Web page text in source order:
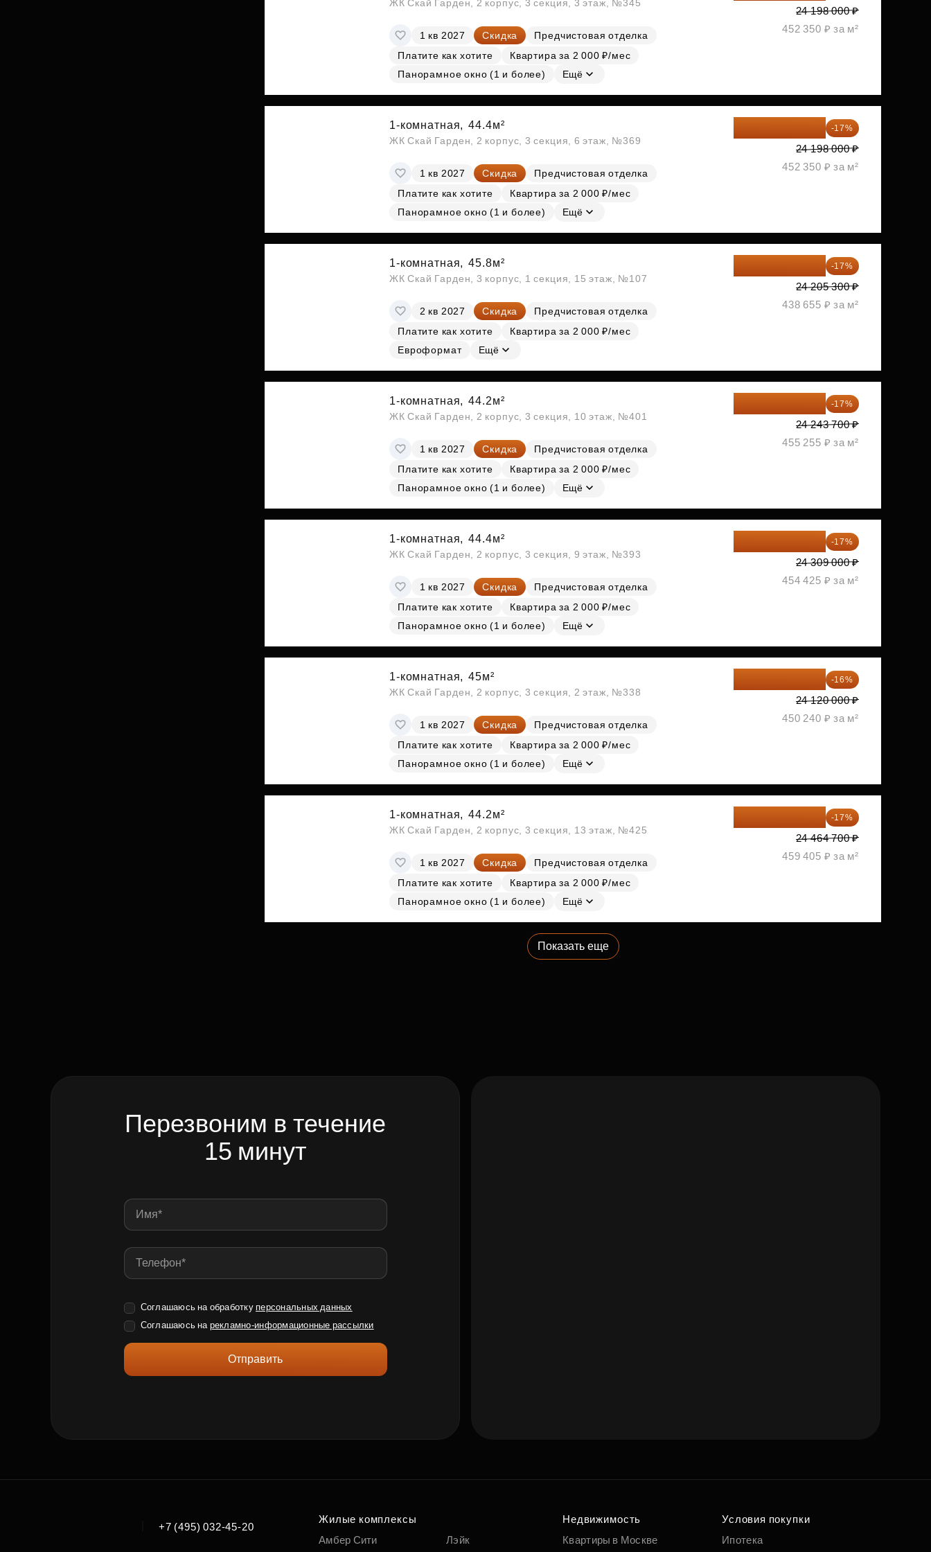
ЖК Скай Гарден, 2 корпус, 3 секция, 3 этаж, №345
1 кв 2027 Скидка
Предчистовая отделка
Платите как хотите
Квартира за 2 000 ₽/мес
Панорамное окно (1 и более)
Ещё
24 198 000 ₽
452 350 ₽ за м²
1-комнатная, 44.4м²
ЖК Скай Гарден, 2 корпус, 3 секция, 6 этаж, №369
1 кв 2027 Скидка
Предчистовая отделка
Платите как хотите
Квартира за 2 000 ₽/мес
Панорамное окно (1 и более)
Ещё
-17%
24 198 000 ₽
452 350 ₽ за м²
1-комнатная, 45.8м²
ЖК Скай Гарден, 3 корпус, 1 секция, 15 этаж, №107
2 кв 2027 Скидка
Предчистовая отделка
Платите как хотите
Квартира за 2 000 ₽/мес
Евроформат
Ещё
-17%
24 205 300 ₽
438 655 ₽ за м²
1-комнатная, 44.2м²
ЖК Скай Гарден, 2 корпус, 3 секция, 10 этаж, №401
1 кв 2027 Скидка
Предчистовая отделка
Платите как хотите
Квартира за 2 000 ₽/мес
Панорамное окно (1 и более)
Ещё
-17%
24 243 700 ₽
455 255 ₽ за м²
1-комнатная, 44.4м²
ЖК Скай Гарден, 2 корпус, 3 секция, 9 этаж, №393
1 кв 2027 Скидка
Предчистовая отделка
Платите как хотите
Квартира за 2 000 ₽/мес
Панорамное окно (1 и более)
Ещё
-17%
24 309 000 ₽
454 425 ₽ за м²
1-комнатная, 45м²
ЖК Скай Гарден, 2 корпус, 3 секция, 2 этаж, №338
1 кв 2027 Скидка
Предчистовая отделка
Платите как хотите
Квартира за 2 000 ₽/мес
Панорамное окно (1 и более)
Ещё
-16%
24 120 000 ₽
450 240 ₽ за м²
1-комнатная, 44.2м²
ЖК Скай Гарден, 2 корпус, 3 секция, 13 этаж, №425
1 кв 2027 Скидка
Предчистовая отделка
Платите как хотите
Квартира за 2 000 ₽/мес
Панорамное окно (1 и более)
Ещё
-17%
24 464 700 ₽
459 405 ₽ за м²
Показать еще
Перезвоним в течение
15 минут
Соглашаюсь на обработку персональных данных
Соглашаюсь на рекламно-информационные рассылки
Отправить
+7 (495) 032-45-20
Жилые комплексы
Амбер Сити
Лэйк
Недвижимость
Квартиры в Москве
Условия покупки
Ипотека